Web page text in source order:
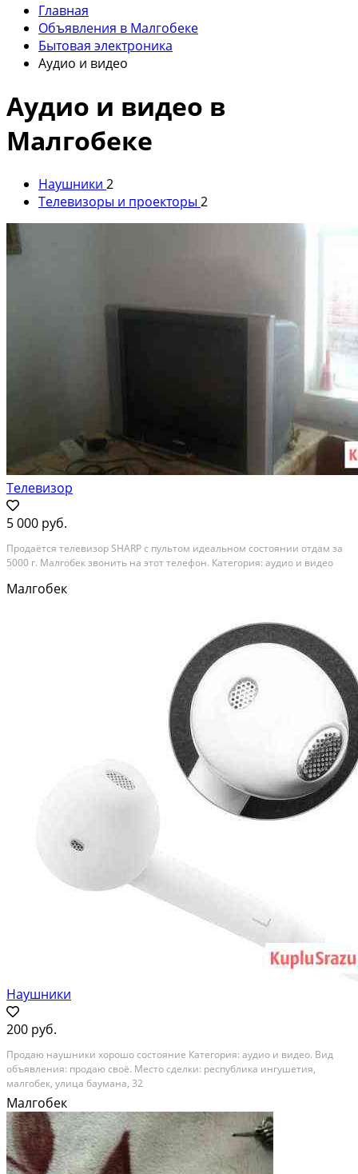
Главная
Объявления в Малгобеке
Бытовая электроника
Аудио и видео
Аудио и видео в
Малгобеке
Наушники 2
Телевизоры и проекторы 2
Телевизор
5 000 руб.
Продаётся телевизор SHARP с пультом идеальном состоянии отдам за
5000 г. Малгобек звонить на этот телефон. Категория: аудио и видео
Малгобек
Наушники
200 руб.
Продаю наушники хорошо состояние Категория: аудио и видео. Вид
объявления: продаю своё. Место сделки: республика ингушетия,
малгобек, улица баумана, 32
Малгобек